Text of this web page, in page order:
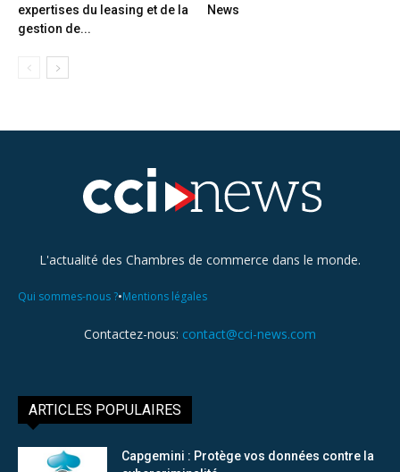
expertises du leasing et de la
gestion de...
News
L'actualité des Chambres de commerce dans le monde.
Qui sommes-nous ?•Mentions légales
Contactez-nous: contact@cci-news.com
ARTICLES POPULAIRES
Capgemini : Protège vos données contre la